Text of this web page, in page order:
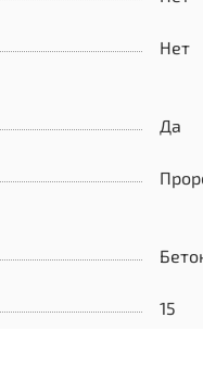
Нет
Да
15